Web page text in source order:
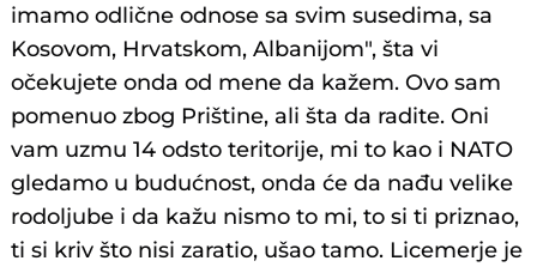
imamo odlične odnose sa svim susedima, sa
Kosovom, Hrvatskom, Albanijom", šta vi
očekujete onda od mene da kažem. Ovo sam
pomenuo zbog Prištine, ali šta da radite. Oni
vam uzmu 14 odsto teritorije, mi to kao i NATO
gledamo u budućnost, onda će da nađu velike
rodoljube i da kažu nismo to mi, to si ti priznao,
ti si kriv što nisi zaratio, ušao tamo. Licemerje je